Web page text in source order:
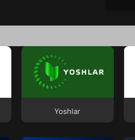
Yoshlar
Yoshlar